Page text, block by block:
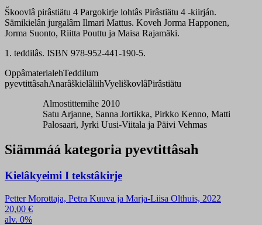
Škoovlâ pirâstiätu 4 Pargokirje lohtâs Pirâstiätu 4 -kiirján.
Sämikielân jurgalâm Ilmari Mattus. Koveh Jorma Happonen,
Jorma Suonto, Riitta Pouttu ja Maisa Rajamäki.
1. teddilâs. ISBN 978-952-441-190-5.
OppâmaterialehTeddilum
pyevtittâsahAnarâškielâliihVyeliškovlâPirâstiätu
Almostittemihe 2010
Satu Arjanne, Sanna Jortikka, Pirkko Kenno, Matti
Palosaari, Jyrki Uusi-Viitala ja Päivi Vehmas
Siämmáá kategoria pyevtittâsah
Kielâkyeimi I tekstâkirje
Petter Morottaja, Petra Kuuva ja Marja-Liisa Olthuis, 2022
20,00 €
alv. 0%